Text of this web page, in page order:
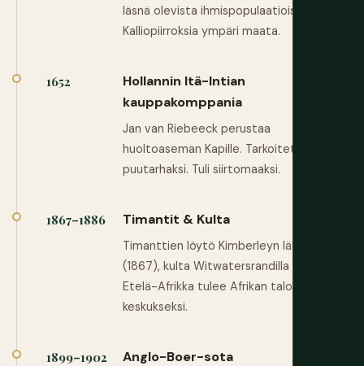
läsnä olevista ihmispopulaatioista.
Kalliopiirroksia ympäri maata.
1652
Hollannin Itä-Intian
kauppakomppania
Jan van Riebeeck perustaa
huoltoaseman Kapille. Tarkoitettu
puutarhaksi. Tuli siirtomaaksi.
1867–1886 Timantit & Kulta
Timanttien löytö Kimberleyn lähellä
(1867), kulta Witwatersrandilla (1886).
Etelä-Afrikka tulee Afrikan taloudelliseksi
keskukseksi.
1899–1902 Anglo-Boer-sota